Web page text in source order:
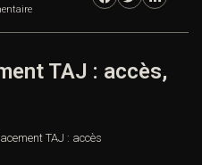
TAJ : accès,
TAJ : accès